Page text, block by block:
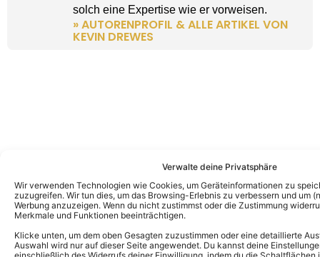
Verwalte deine Privatsphäre
Wir verwenden Technologien wie Cookies, um Geräteinformationen zu
zuzugreifen. Wir tun dies, um das Browsing-Erlebnis zu verbessern und um
Werbung anzuzeigen. Wenn du nicht zustimmst oder die Zustimmung
Merkmale und Funktionen beeinträchtigen.
Klicke unten, um dem oben Gesagten zuzustimmen oder eine detaillierte
Auswahl wird nur auf dieser Seite angewendet. Du kannst deine
solch eine Expertise wie er vorweisen.
» AUTORENPROFIL & ALLE ARTIKEL VON
KEVIN DREWES